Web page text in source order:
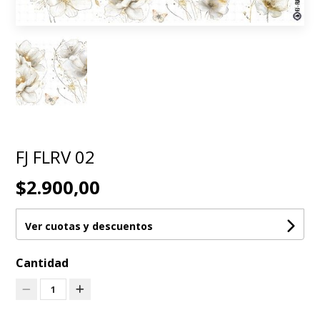
FJ FLRV 02
$2.900,00
Ver cuotas y descuentos
Cantidad
1